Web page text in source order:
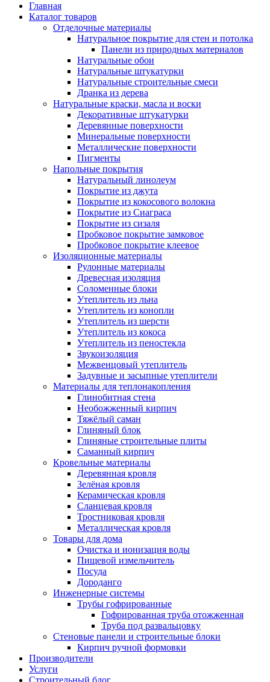
Главная
Каталог товаров
Отделочные материалы
Натуральное покрытие для стен и потолка
Панели из природных материалов
Натуральные обои
Натуральные штукатурки
Натуральные строительные смеси
Дранка из дерева
Натуральные краски, масла и воски
Декоративные штукатурки
Деревянные поверхности
Минеральные поверхности
Металлические поверхности
Пигменты
Напольные покрытия
Натуральный линолеум
Покрытие из джута
Покрытие из кокосового волокна
Покрытие из Сиаграса
Покрытие из сизаля
Пробковое покрытие замковое
Пробковое покрытие клеевое
Изоляционные материалы
Рулонные материалы
Древесная изоляция
Соломенные блоки
Утеплитель из льна
Утеплитель из конопли
Утеплитель из шерсти
Утеплитель из кокоса
Утеплитель из пеностекла
Звукоизоляция
Межвенцовый утеплитель
Задувные и засыпные утеплители
Материалы для теплонакопления
Глинобитная стена
Необожженный кирпич
Тяжёлый саман
Глиняный блок
Глиняные строительные плиты
Саманный кирпич
Кровельные материалы
Деревянная кровля
Зелёная кровля
Керамическая кровля
Сланцевая кровля
Тростниковая кровля
Металлическая кровля
Товары для дома
Очистка и ионизация воды
Пищевой измельчитель
Посуда
Дороданго
Инженерные системы
Трубы гофрированные
Гофрированная труба отожженная
Труба под развальцовку
Стеновые панели и строительные блоки
Кирпич ручной формовки
Производители
Услуги